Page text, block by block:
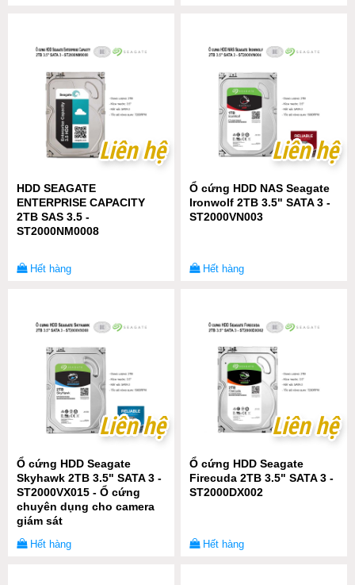
Liên hệ
Liên hệ
HDD SEAGATE
ENTERPRISE CAPACITY
2TB SAS 3.5 -
ST2000NM0008
Hết hàng
Liên hệ
Liên hệ
Ổ cứng HDD NAS Seagate
Ironwolf 2TB 3.5" SATA 3 -
ST2000VN003
Hết hàng
Liên hệ
Liên hệ
Ổ cứng HDD Seagate
Skyhawk 2TB 3.5" SATA 3 -
ST2000VX015 - Ổ cứng
chuyên dụng cho camera
giám sát
Hết hàng
Liên hệ
Liên hệ
Ổ cứng HDD Seagate
Firecuda 2TB 3.5" SATA 3 -
ST2000DX002
Hết hàng